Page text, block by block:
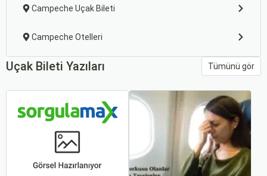
Campeche Uçak Bileti
Campeche Otelleri
Uçak Bileti Yazıları Tümünü gör